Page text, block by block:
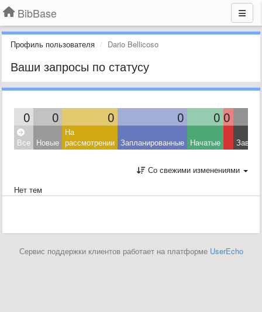
BibBase
Профиль пользователя Dario Bellicoso
Ваши запросы по статусу
0 0 0 0 0 0
Все Новые
На
рассмотрении Запланированные Начатые
Со свежими изменениями
Нет тем
Сервис поддержки клиентов работает на платформе UserEcho